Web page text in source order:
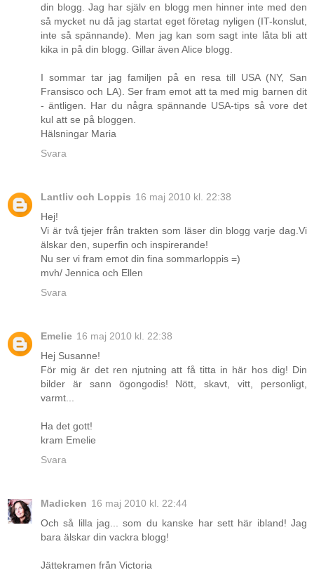
din blogg. Jag har själv en blogg men hinner inte med den
så mycket nu då jag startat eget företag nyligen (IT-konslut,
inte så spännande). Men jag kan som sagt inte låta bli att
kika in på din blogg. Gillar även Alice blogg.
I sommar tar jag familjen på en resa till USA (NY, San
Fransisco och LA). Ser fram emot att ta med mig barnen dit
- äntligen. Har du några spännande USA-tips så vore det
kul att se på bloggen.
Hälsningar Maria
Svara
Lantliv och Loppis 16 maj 2010 kl. 22:38
Hej!
Vi är två tjejer från trakten som läser din blogg varje dag.Vi
älskar den, superfin och inspirerande!
Nu ser vi fram emot din fina sommarloppis =)
mvh/ Jennica och Ellen
Svara
Emelie 16 maj 2010 kl. 22:38
Hej Susanne!
För mig är det ren njutning att få titta in här hos dig! Din
bilder är sann ögongodis! Nött, skavt, vitt, personligt,
varmt...
Ha det gott!
kram Emelie
Svara
Madicken 16 maj 2010 kl. 22:44
Och så lilla jag... som du kanske har sett här ibland! Jag
bara älskar din vackra blogg!
Jättekramen från Victoria